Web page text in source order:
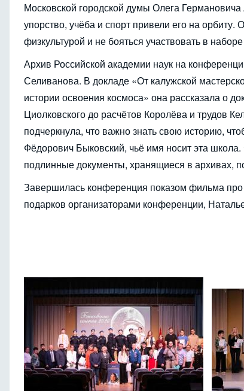
Московской городской думы Олега
упорство, учёба и спорт привели его на орбиту.
физкультурой и не бояться участвовать в
Архив Российской академии наук на
Селиванова. В докладе «От калужской
истории освоения космоса» она рассказала о
Циолковского до расчётов Королёва и трудов
подчеркнула, что важно знать свою историю,
Фёдорович Быковский, чьё имя носит эта
подлинные документы, хранящиеся в архивах,
Завершилась конференция показом фильма
подарков организаторами конференции,